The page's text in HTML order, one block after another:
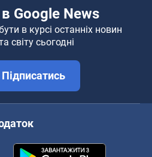
Google News
в курсі останніх новин
світу сьогодні
Підписатись